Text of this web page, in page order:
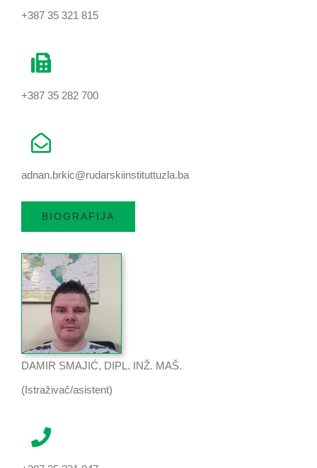
+387 35 321 815
+387 35 282 700
adnan.brkic@rudarskiinstituttuzla.ba
BIOGRAFIJA
DAMIR SMAJIĆ, DIPL. INŽ. MAŠ.
(Istraživač/asistent)